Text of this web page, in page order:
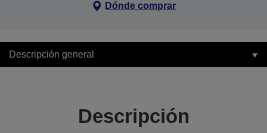
Dónde comprar
Descripción general
Descripción